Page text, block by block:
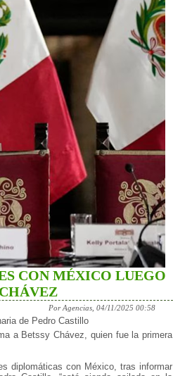
CON MÉXICO LUEGO
Por Agencias, 04/11/2025 00:58
de Pedro Castillo
a Betssy Chávez, quien fue la primera
diplomáticas con México, tras informar